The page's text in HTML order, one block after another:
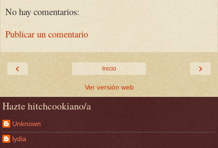
No hay comentarios:
Publicar un comentario
‹ ›
Inicio
Ver versión web
Hazte hitchcookiano/a
Unknown
lydia